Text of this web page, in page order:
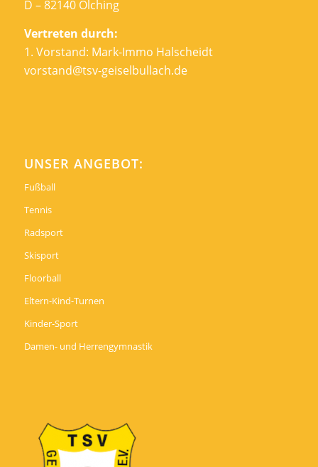
D – 82140 Olching
Vertreten durch:
1. Vorstand: Mark-Immo Halscheidt
vorstand@tsv-geiselbullach.de
UNSER ANGEBOT:
Fußball
Tennis
Radsport
Skisport
Floorball
Eltern-Kind-Turnen
Kinder-Sport
Damen- und Herrengymnastik